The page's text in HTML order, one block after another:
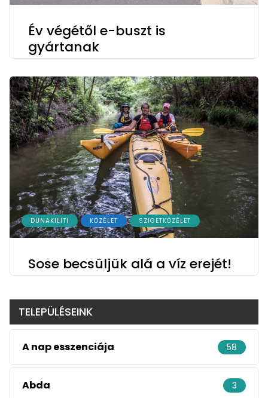
Év végétől e-buszt is
gyártanak
DUNAKILITI KÖZÉLET SZIGETKÖZÉLET
Sose becsüljük alá a víz erejét!
TELEPÜLÉSEINK
A nap esszenciája 58
Abda 3